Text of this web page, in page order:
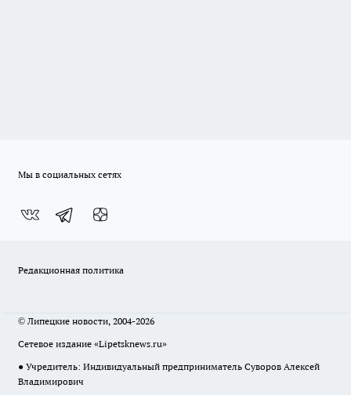
Мы в социальных сетях
Редакционная политика
© Липецкие новости, 2004-2026
Сетевое издание «Lipetsknews.ru»
● Учредитель: Индивидуальный предприниматель Суворов Алексей
Владимирович